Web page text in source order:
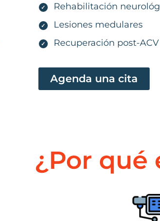
✓ Rehabilitación
✓ Lesiones medulares
✓ Recuperación post-ACV
Agenda una cita
¿Por qué